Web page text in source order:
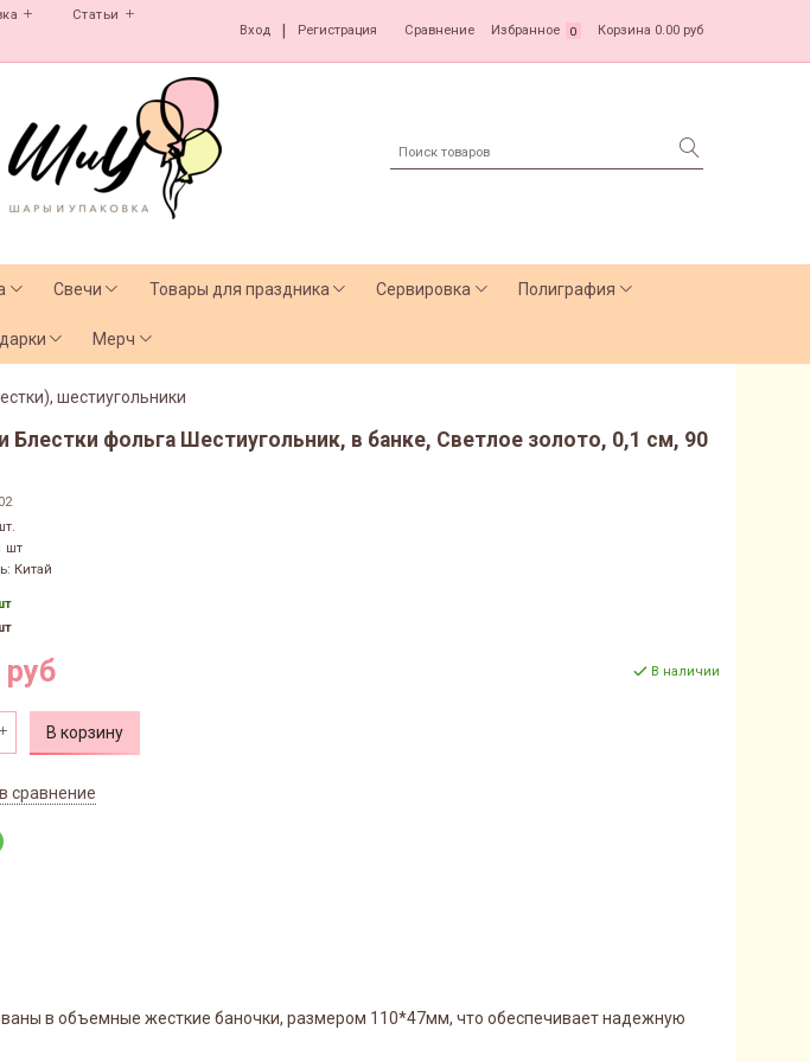
Статьи
Вход Регистрация Сравнение Избранное 0 Корзина 0.00 руб
Свечи Товары для праздника Сервировка Полиграфия
Мерч
шестиугольники
Блестки фольга Шестиугольник, в банке, Светлое золото, 0,1 см, 90
шт
Китай
руб В наличии
В корзину
сравнение
в объемные жесткие баночки, размером 110*47мм, что обеспечивает надежную